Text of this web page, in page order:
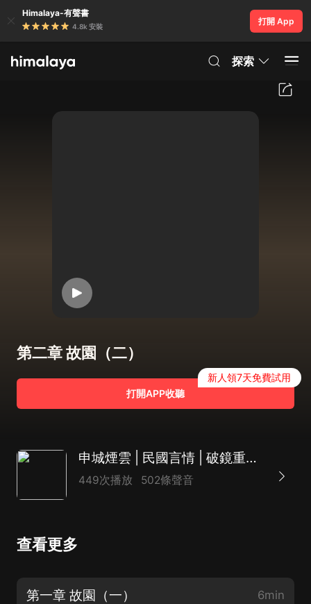
Himalaya-有聲書
4.8k 安裝
打開 App
探索
第二章 故園（二）
打開APP收聽
新人領7天免費試用
申城煙雲 | 民國言情 | 破鏡重逢 | 多人有聲劇
449次播放 502條聲音
查看更多
第一章 故園（一） 6min